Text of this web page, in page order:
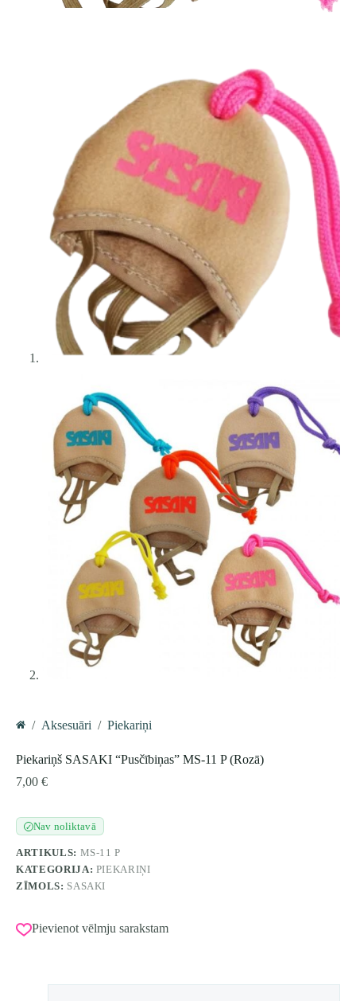
/ Aksesuāri / Piekariņi
Piekariņš SASAKI “Pusčībiņas” MS-11 P (Rozā)
7,00 €
✓Nav noliktavā
ARTIKULS: MS-11 P
KATEGORIJA: PIEKARIŅI
ZĪMOLS: SASAKI
Pievienot vēlmju sarakstam